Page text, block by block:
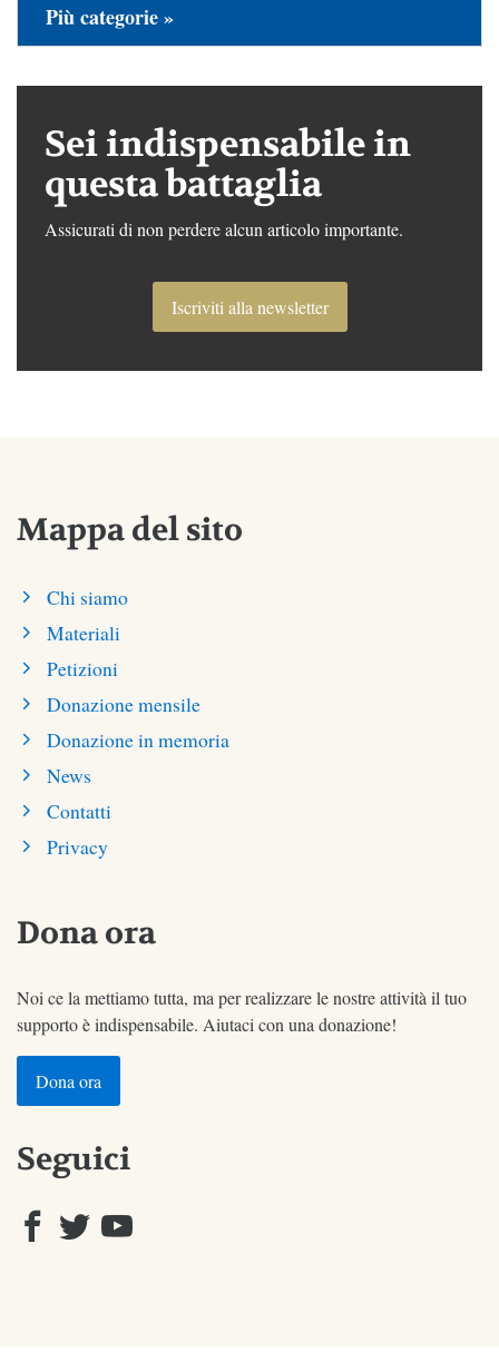
Più categorie »
Sei indispensabile in
questa battaglia
Assicurati di non perdere alcun articolo importante.
Iscriviti alla newsletter
Mappa del sito
Chi siamo
Materiali
Petizioni
Donazione mensile
Donazione in memoria
News
Contatti
Privacy
Dona ora
Noi ce la mettiamo tutta, ma per realizzare le nostre attività il tuo
supporto è indispensabile. Aiutaci con una donazione!
Dona ora
Seguici